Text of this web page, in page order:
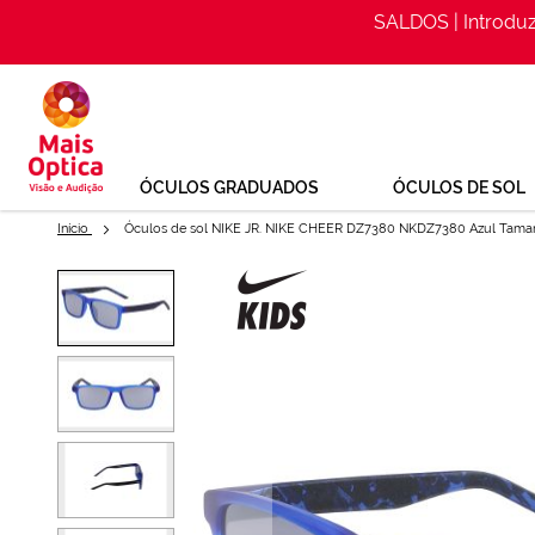
SALDOS |
ÓCULOS GRADUADOS ÓCULOS DE SOL
Início Óculos de sol NIKE JR. NIKE CHEER DZ7380 NKDZ7380 Azul
Óculos de sol NIKE JR.
para
da
Galeria